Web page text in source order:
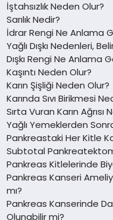
İştahsızlık Neden Olur?
Sarılık Nedir?
İdrar Rengi Ne Anlama
Yağlı Dışkı Nedenleri,
Dışkı Rengi Ne Anlama
Kaşıntı Neden Olur?
Karın Şişliği Neden Olur?
Karında Sıvı Birikmesi
Sırta Vuran Karın Ağrısı
Yağlı Yemeklerden
Pankreastaki Her Kitle
Subtotal
Pankreas Kitlelerinde
Pankreas Kanseri
mı?
Pankreas Kanserinde
Olunabilir mi?